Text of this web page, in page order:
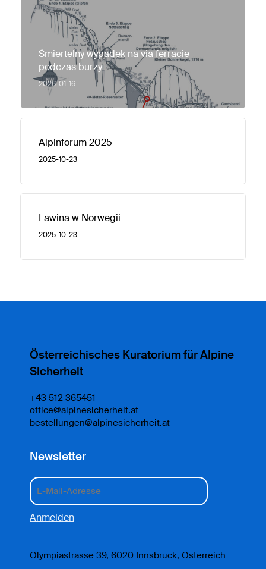
Śmiertelny wypadek na via ferracie
podczas burzy
2026-01-16
Alpinforum 2025
2025-10-23
Lawina w Norwegii
2025-10-23
Österreichisches Kuratorium für Alpine
Sicherheit
+43 512 365451
office@alpinesicherheit.at
bestellungen@alpinesicherheit.at
Newsletter
Olympiastrasse 39, 6020 Innsbruck, Österreich